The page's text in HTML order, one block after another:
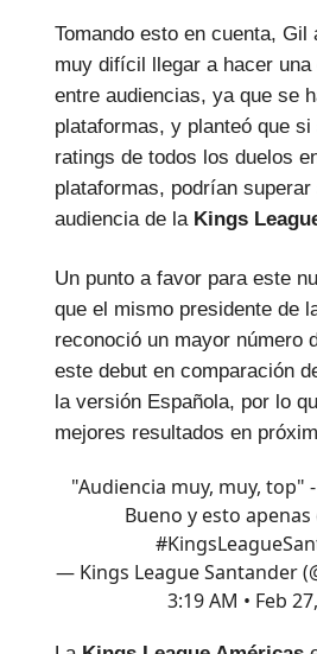
Tomando esto en cuenta, Gil
muy difícil llegar a hacer una
entre audiencias, ya que se
plataformas, y planteó que
ratings de todos los duelos
plataformas, podrían
audiencia de la Kings
Un punto a favor para este
que el mismo presidente de
reconoció un mayor número
este debut en comparación
la versión Española, por lo
mejores resultados en
"Audiencia muy, muy, top" -
Bueno y esto
— Kings League Santander
3:19 AM • Feb